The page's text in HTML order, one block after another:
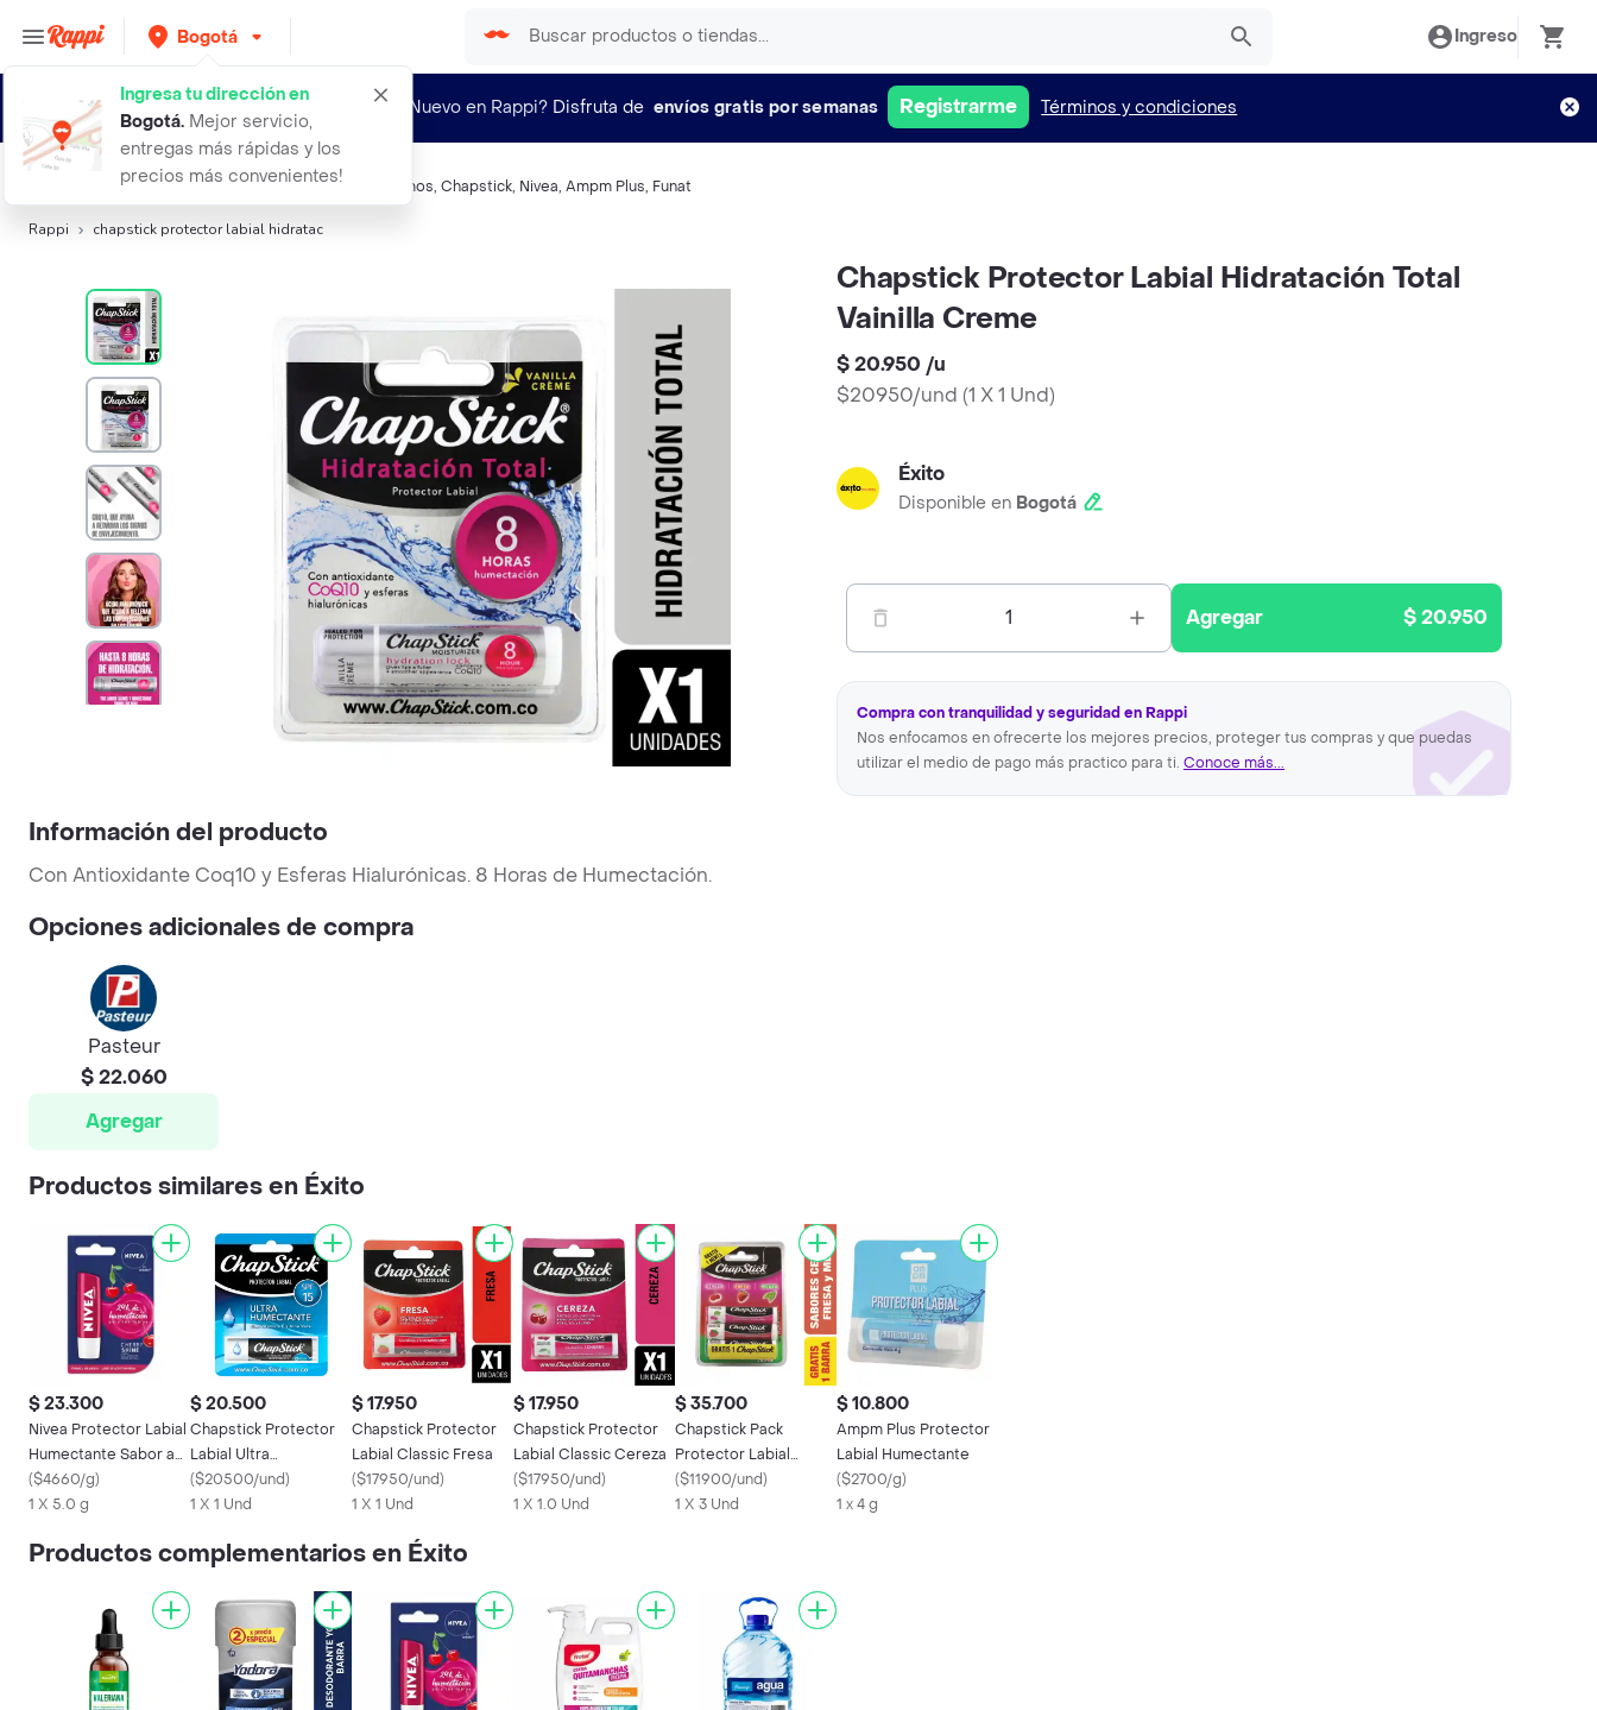
Bogotá
Ingresa tu dirección en
Bogotá. Mejor servicio,
entregas más rápidas y los
precios más convenientes!
Ingreso
¿Nuevo en Rappi? Disfruta de envíos gratis por semanas Registrarme Términos y condiciones
Búsquedas relacionadas:Protectores labiales-balsamos, Chapstick, Nivea, Ampm Plus, Funat
Rappi chapstick protector labial hidratac
Chapstick Protector Labial Hidratación Total
Vainilla Creme
$ 20.950 /u
$20950/und (1 X 1 Und)
Éxito
Disponible en Bogotá
1 Agregar $ 20.950
Compra con tranquilidad y seguridad en Rappi
Nos enfocamos en ofrecerte los mejores precios, proteger tus compras y que puedas
utilizar el medio de pago más practico para ti. Conoce más...
Información del producto
Con Antioxidante Coq10 y Esferas Hialurónicas. 8 Horas de Humectación.
Opciones adicionales de compra
Pasteur
$ 22.060
Agregar
Productos similares en Éxito
$ 23.300
Nivea Protector Labial
Humectante Sabor a
Cereza
($4660/g)
1 X 5.0 g
$ 20.500
Chapstick Protector
Labial Ultra
Humectante
($20500/und)
1 X 1 Und
$ 17.950
Chapstick Protector
Labial Classic Fresa
($17950/und)
1 X 1 Und
$ 17.950
Chapstick Protector
Labial Classic Cereza
($17950/und)
1 X 1.0 Und
$ 35.700
Chapstick Pack
Protector Labial
Classic Cereza Fresa
y Menta
($11900/und)
1 X 3 Und
$ 10.800
Ampm Plus Protector
Labial Humectante
($2700/g)
1 x 4 g
Productos complementarios en Éxito